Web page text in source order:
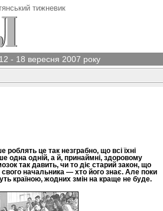
тижневик
12 - 18 вересня 2007 року
роблять це так незграбно, що всі їхні
одна одній, а й, принаймні, здоровому
так давить, чи то діє старий закон, що
начальника — хто його знає. Але поки
країною, жодних змін на краще не буде.